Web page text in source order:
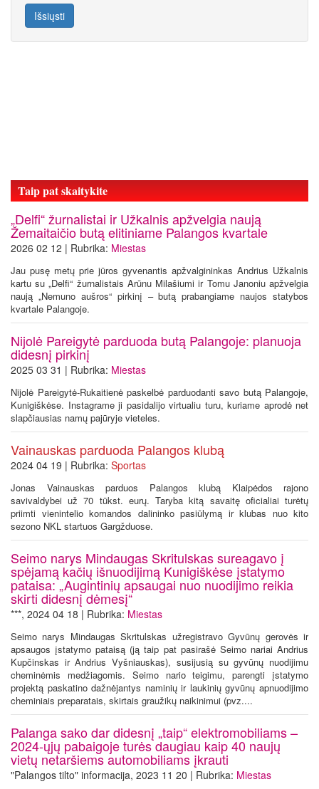
Išsiųsti
Taip pat skaitykite
„Delfi“ žurnalistai ir Užkalnis apžvelgia naują
Žemaitaičio butą elitiniame Palangos kvartale
2026 02 12 | Rubrika: Miestas
Jau pusę metų prie jūros gyvenantis apžvalgininkas Andrius Užkalnis
kartu su „Delfi“ žurnalistais Arūnu Milašiumi ir Tomu Janoniu apžvelgia
naują „Nemuno aušros“ pirkinį – butą prabangiame naujos statybos
kvartale Palangoje.
Nijolė Pareigytė parduoda butą Palangoje: planuoja
didesnį pirkinį
2025 03 31 | Rubrika: Miestas
Nijolė Pareigytė-Rukaitienė paskelbė parduodanti savo butą Palangoje,
Kunigiškėse. Instagrame ji pasidalijo virtualiu turu, kuriame aprodė net
slapčiausias namų pajūryje vieteles.
Vainauskas parduoda Palangos klubą
2024 04 19 | Rubrika: Sportas
Jonas Vainauskas parduos Palangos klubą Klaipėdos rajono
savivaldybei už 70 tūkst. eurų. Taryba kitą savaitę oficialiai turėtų
priimti vienintelio komandos dalininko pasiūlymą ir klubas nuo kito
sezono NKL startuos Gargžduose.
Seimo narys Mindaugas Skritulskas sureagavo į
spėjamą kačių išnuodijimą Kunigiškėse įstatymo
pataisa: „Augintinių apsaugai nuo nuodijimo reikia
skirti didesnį dėmesį“
***, 2024 04 18 | Rubrika: Miestas
Seimo narys Mindaugas Skritulskas užregistravo Gyvūnų gerovės ir
apsaugos įstatymo pataisą (ją taip pat pasirašė Seimo nariai Andrius
Kupčinskas ir Andrius Vyšniauskas), susijusią su gyvūnų nuodijimu
cheminėmis medžiagomis. Seimo nario teigimu, parengti įstatymo
projektą paskatino dažnėjantys naminių ir laukinių gyvūnų apnuodijimo
cheminiais preparatais, skirtais graužikų naikinimui (pvz....
Palanga sako dar didesnį „taip“ elektromobiliams –
2024-ųjų pabaigoje turės daugiau kaip 40 naujų
vietų netaršiems automobiliams įkrauti
"Palangos tilto" informacija, 2023 11 20 | Rubrika: Miestas